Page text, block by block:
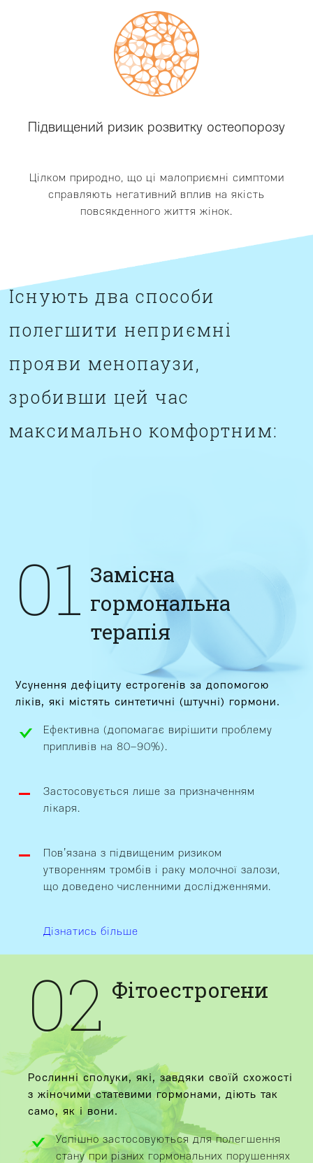
Підвищений ризик розвитку остеопорозу
Цілком природно, що ці малоприємні симптоми
справляють негативний вплив на якість
повсякденного життя жінок.
Існують два способи
полегшити неприємні
прояви менопаузи,
зробивши цей час
максимально комфортним:
01 Замісна
гормональна
терапія
Усунення дефіциту естрогенів за допомогою
ліків, які містять синтетичні (штучні) гормони.
Ефективна (допомагає вирішити проблему
припливів на 80–90%).
Застосовується лише за призначенням
лікаря.
Пов’язана з підвищеним ризиком
утворенням тромбів і раку молочної залози,
що доведено численними дослідженнями.
Дізнатись більше
02 Фітоестрогени
Рослинні сполуки, які, завдяки своїй схожості
з жіночими статевими гормонами, діють так
само, як і вони.
Успішно застосовуються для полегшення
стану при різних гормональних порушеннях